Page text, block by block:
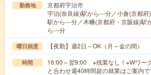
勤務地
京都府宇治市
宇治(奈良線)駅から---分／小倉(京都
駅から---分／木幡(京都府・京阪線)駅
ら---分
曜日頻度 【夜勤】週2日～OK（月～金の間）
時間
16:00～翌9:00 ※残業なし！※Wワー
と合わせ週40時間超の就業はご案内